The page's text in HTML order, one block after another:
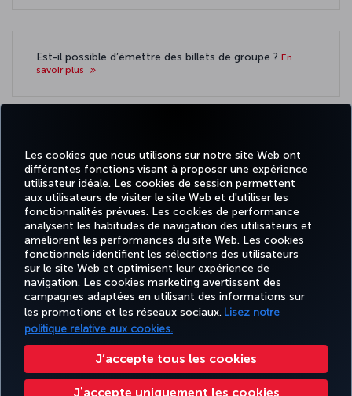
Les cookies que nous utilisons sur notre site Web ont
différentes fonctions visant à proposer une expérience
utilisateur idéale. Les cookies de session permettent
aux utilisateurs de visiter le site Web et d'utiliser les
fonctionnalités prévues. Les cookies de performance
analysent les habitudes de navigation des utilisateurs et
améliorent les performances du site Web. Les cookies
fonctionnels identifient les sélections des utilisateurs
sur le site Web et optimisent leur expérience de
navigation. Les cookies marketing avertissent des
campagnes adaptées en utilisant des informations sur
les promotions et les réseaux sociaux. Lisez notre
politique relative aux cookies.
J’accepte tous les cookies
Jʼaccepte uniquement les cookies
Est-il possible d’émettre des billets de groupe ? En
savoir plus
En savoir plus
RÉSERVER
ET GÉRER
EXPÉRIENCE
OFFRES ET
DESTINATIONS
AIDE
TURKISH
AIRLINES
HOLIDAYS
Informations Légales Accessibilité
Règlement en ligne des litiges
Air Passenger Protection Regulation (Canada)
Accessibility Plan and Feedback Process (Canada) Accessibility Plan Progress Report